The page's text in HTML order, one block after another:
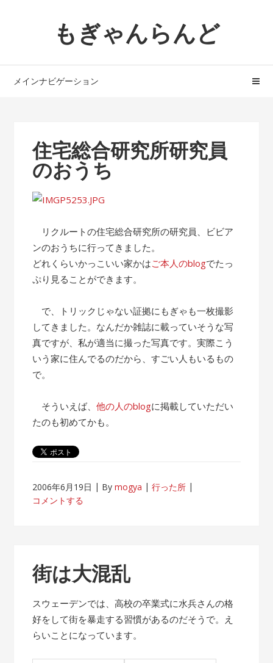
ョ
へ
もぎゃんらんど
メインナビゲーション
住宅総合研究所研究員
のおうち
リクルートの住宅総合研究所の研究員、ビビア
ンのおうちに行ってきました。
どれくらいかっこいい家かはご本人のblogでたっ
ぷり見ることができます。
で、トリックじゃない証拠にもぎゃも一枚撮影
してきました。なんだか雑誌に載っていそうな写
真ですが、私が適当に撮った写真です。実際こう
いう家に住んでるのだから、すごい人もいるもの
で。
そういえば、他の人のblogに掲載していただい
たのも初めてかも。
2006年6月19日 Bymogya
行った所
コメントする
街は大混乱
スウェーデンでは、高校の卒業式に水兵さんの格
好をして街を暴走する習慣があるのだそうで。え
らいことになっています。